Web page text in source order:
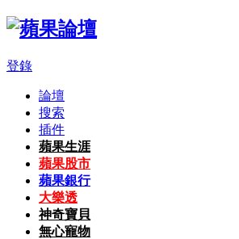
登錄
論壇
搜索
插件
蘋果生涯
蘋果股市
蘋果銀行
大樂透
神奇寶貝
無心寵物